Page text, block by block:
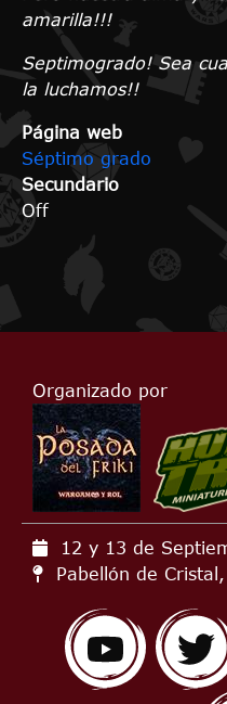
amarilla!!!
Septimogrado! Sea
la luchamos!!
Página web
Séptimo grado
Secundario
Off
Organizado por
12 y 13 de
Pabellón de